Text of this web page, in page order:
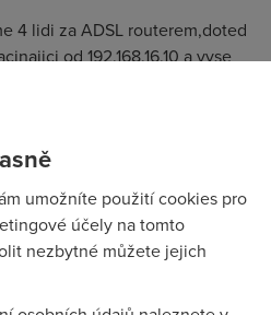
4 lidi za ADSL routerem,doted
od 192.168.16.10 a vyse
od koncovky 70
nemenil. Neni to
musel neco zmenit.
nastavovat, to musi udelat
vubec zadny vliv, takze se s
umožníte použití cookies pro
účely na tomto
nezbytné můžete jejich